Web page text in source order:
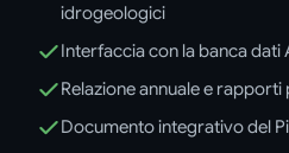
idrogeologici
Interfaccia con la banca dati
Relazione annuale e
Documento integrativo del